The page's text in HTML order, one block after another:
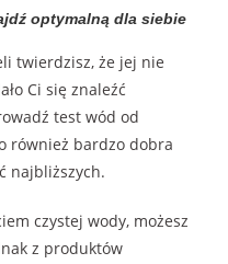
optymalną dla siebie
twierdzisz, że jej nie
Ci się znaleźć
test wód od
również bardzo dobra
najbliższych.
czystej wody, możesz
z produktów